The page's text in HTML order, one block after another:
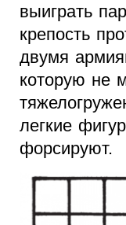
выиграть
крепость
двумя
которую не
легкие
форсируют.